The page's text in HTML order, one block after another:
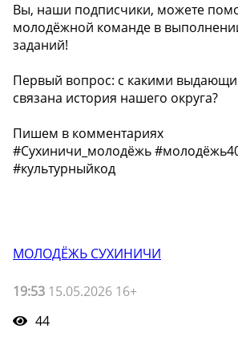
Вы, наши подписчики, можете
молодёжной команде в
заданий!
Первый вопрос: с какими
связана история нашего округа?
Пишем в комментариях
#Сухиничи_молодёжь
#культурныйкод
МОЛОДЁЖЬ СУХИНИЧИ
19:53 15.05.2026 16+
44